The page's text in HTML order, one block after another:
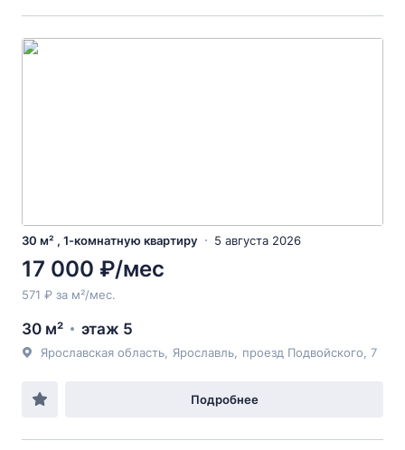
30 м² , 1-комнатную квартиру 5 августа 2026
17 000 ₽/мес
571 ₽ за м²/мес.
30 м² этаж 5
Ярославская область Ярославль проезд Подвойского , 7
Подробнее